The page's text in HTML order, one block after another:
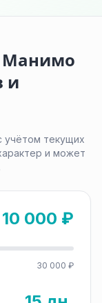
Манимо
и
учётом текущих
и может
10 000 ₽
30 000 ₽